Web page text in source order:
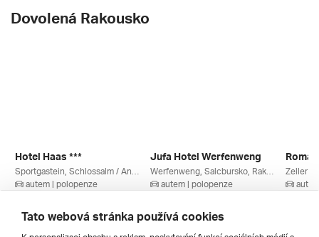
Dovolená Rakousko
Hotel Haas ***
autem | polopenze
8 700 Kč
Jufa Hotel Werfenweng
autem | polopenze
8 820 Kč
Tato webová stránka používá cookies